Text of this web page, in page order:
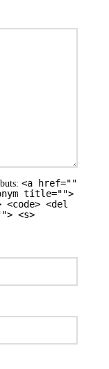
<a href=""
title="">
<del
<s>